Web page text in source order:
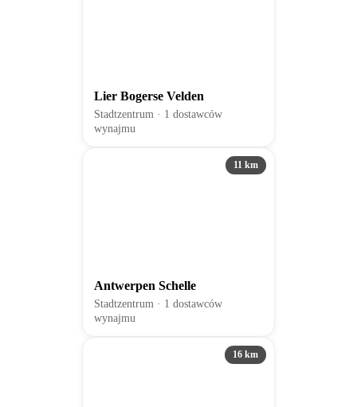
Lier Bogerse Velden
Stadtzentrum · 1 dostawców
wynajmu
11 km
Antwerpen Schelle
Stadtzentrum · 1 dostawców
wynajmu
16 km